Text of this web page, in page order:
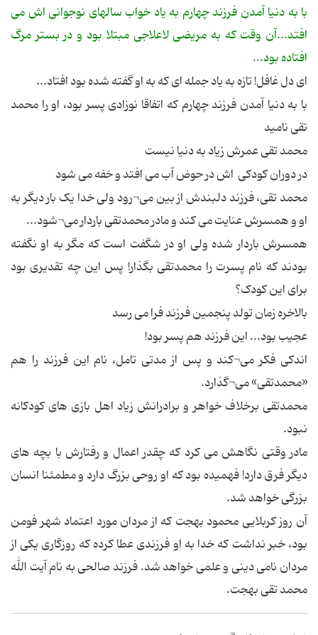
با به دنیا آمدن فرزند چهارم به یاد خواب سالهای نوجوانی اش می
افتد...آن وقت که به مریضی لاعلاجی مبتلا بود و در بستر مرگ
افتاده بود...
ای دل غافل! تازه به یاد جمله ای که به او گفته شده بود افتاد...
با به دنیا آمدن فرزند چهارم که اتفاقا نوزادی پسر بود، او را محمد
تقی نامید
محمد تقی عمرش زیاد به دنیا نیست
در دوران کودکی اش در حوض آب می افتد و خفه می شود
محمد تقی، فرزند دلبندش از بین می¬رود ولی خدا یک بار دیگر به
او و همسرش عنایت می کند و مادر محمدتقی باردار می¬شود...
همسرش باردار شده ولی او در شگفت است که مگر به او نگفته
بودند که نام پسرت را محمدتقی بگذار! پس این چه تقدیری بود
برای این کودک؟
بالاخره زمان تولد پنجمین فرزند فرا می رسد
عجیب بود... این فرزند هم پسر بود!
اندکی فکر می¬کند و پس از مدتی تامل، نام این فرزند را هم
«محمدتقی» می¬گذارد.
محمدتقی برخلاف خواهر و برادرانش زیاد اهل بازی های کودکانه
نبود.
مادر وقتی نگاهش می کرد که چقدر اعمال و رفتارش با بچه های
دیگر فرق دارد! فهمیده بود که او روحی بزرگ دارد و مطمئنا انسان
بزرگی خواهد شد.
آن روز کربلایی محمود بهجت که از مردان مورد اعتماد شهر فومن
بود، خبر نداشت که خدا به او فرزندی عطا کرده که روزگاری یکی از
مردان نامی دینی و علمی خواهد شد. فرزند صالحی به نام آیت الله
محمد تقی بهجت.